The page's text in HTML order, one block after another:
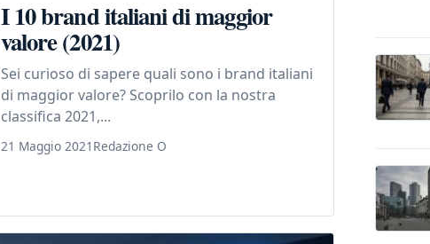
I 10 brand italiani di maggior
valore (2021)
Sei curioso di sapere quali sono i brand italiani
di maggior valore? Scoprilo con la nostra
classifica 2021,...
21 Maggio 2021 Redazione O